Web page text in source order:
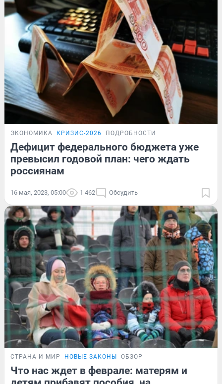
ЭКОНОМИКА КРИЗИС-2026 ПОДРОБНОСТИ
Дефицит федерального бюджета уже
превысил годовой план: чего ждать
россиянам
16 мая, 2023, 05:00 1 462 Обсудить
СТРАНА И МИР НОВЫЕ ЗАКОНЫ ОБЗОР
Что нас ждет в феврале: матерям и